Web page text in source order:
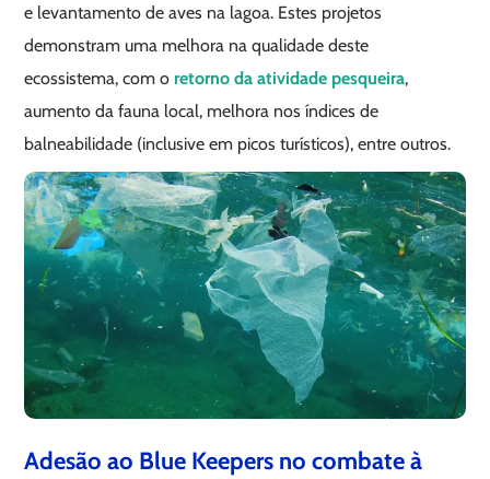
e levantamento de aves na lagoa. Estes projetos
demonstram uma melhora na qualidade deste
ecossistema, com o retorno da atividade pesqueira,
aumento da fauna local, melhora nos índices de
balneabilidade (inclusive em picos turísticos), entre outros.
Adesão ao Blue Keepers no combate à